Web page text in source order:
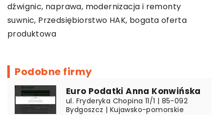
dźwignic, naprawa, modernizacja i remonty
suwnic, Przedsiębiorstwo HAK, bogata oferta
produktowa
Podobne firmy
Euro Podatki Anna Konwińska
ul. Fryderyka Chopina 11/1 | 85-092
Bydgoszcz | Kujawsko-pomorskie